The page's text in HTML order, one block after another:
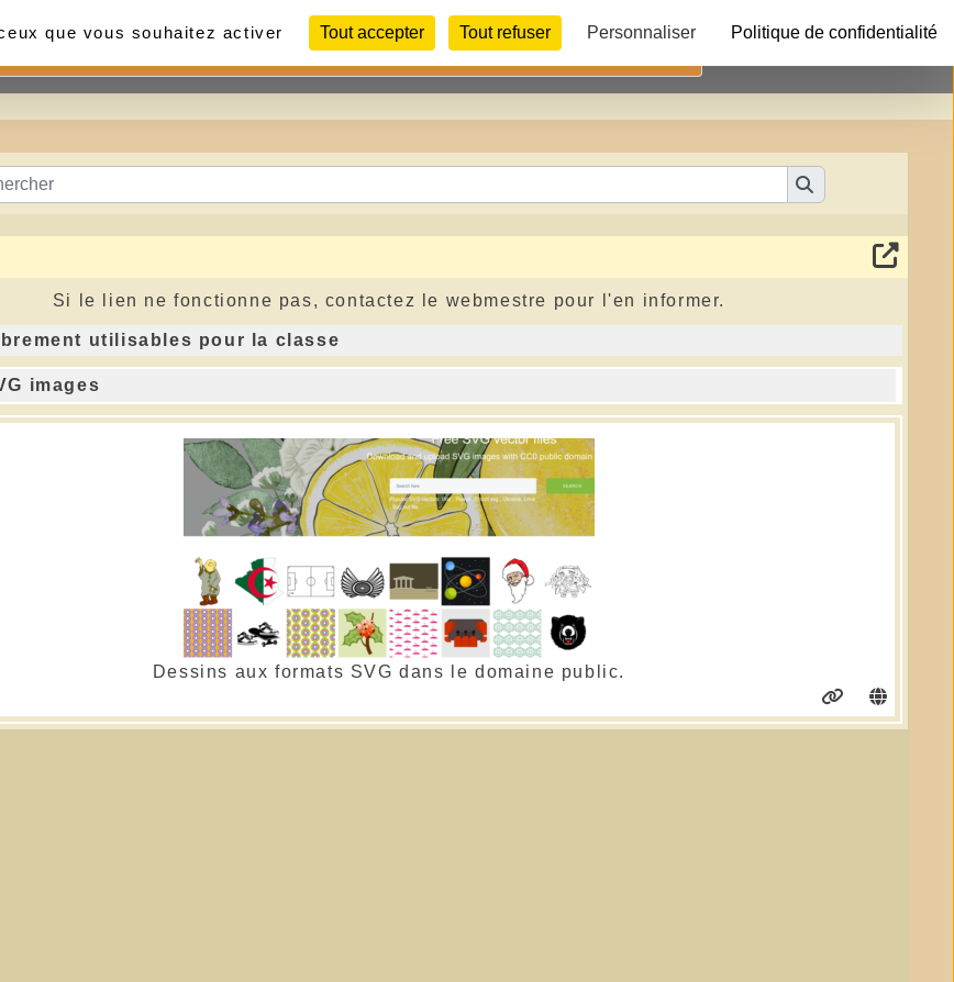
Liens Photos Télécharger
Si le lien ne fonctionne pas, contactez le webmestre pour l'en informer.
utilisables pour la classe
images
Dessins aux formats SVG dans le domaine public.
que vous souhaitez activer
Tout accepter Tout refuser Personnaliser Politique de confidentialité